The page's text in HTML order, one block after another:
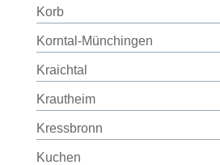
Korb
Korntal-Münchingen
Kraichtal
Krautheim
Kressbronn
Kuchen